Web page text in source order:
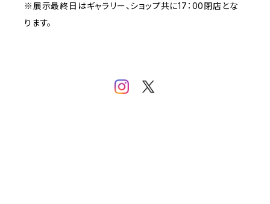
※展示最終日はギャラリー、ショップ共に17：00閉店とな
ります。